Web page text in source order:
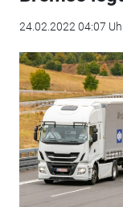
24.02.2022 04:07